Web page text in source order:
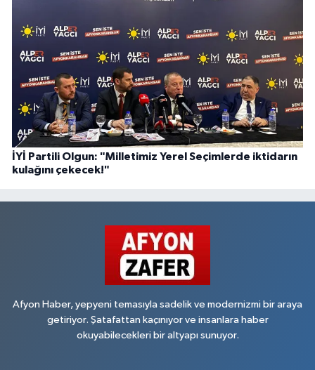
İYİ Partili Olgun: "Milletimiz Yerel Seçimlerde iktidarın
kulağını çekecek!"
Afyon Haber, yepyeni temasıyla sadelik ve modernizmi bir araya
getiriyor. Şatafattan kaçınıyor ve insanlara haber
okuyabilecekleri bir altyapı sunuyor.